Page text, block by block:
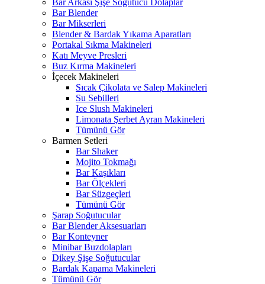
Bar Arkası Şişe Soğutucu Dolaplar
Bar Blender
Bar Mikserleri
Blender & Bardak Yıkama Aparatları
Portakal Sıkma Makineleri
Katı Meyve Presleri
Buz Kırma Makineleri
İçecek Makineleri
Sıcak Çikolata ve Salep Makineleri
Su Sebilleri
Ice Slush Makineleri
Limonata Şerbet Ayran Makineleri
Tümünü Gör
Barmen Setleri
Bar Shaker
Mojito Tokmağı
Bar Kaşıkları
Bar Ölçekleri
Bar Süzgeçleri
Tümünü Gör
Şarap Soğutucular
Bar Blender Aksesuarları
Bar Konteyner
Minibar Buzdolapları
Dikey Şişe Soğutucular
Bardak Kapama Makineleri
Tümünü Gör